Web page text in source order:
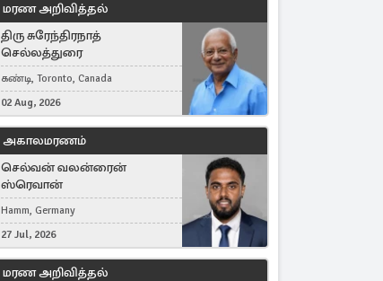
மரண அறிவித்தல்
திரு சுரேந்திரநாத்
செல்லத்துரை
கண்டி, Toronto, Canada
02 Aug, 2026
அகாலமரணம்
செல்வன் வலன்ரைன்
ஸ்ரெவான்
Hamm, Germany
27 Jul, 2026
மரண அறிவித்தல்